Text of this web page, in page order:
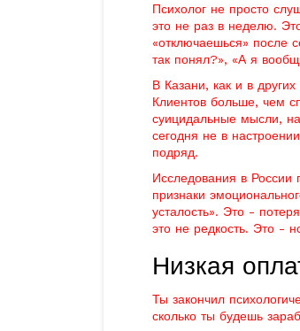
Психолог не просто
это не раз в неделю.
«отключаешься» после
так понял?», «А я
В Казани, как и в
Клиентов больше, чем
суицидальные мысли,
сегодня не в
подряд.
Исследования в России
признаки
усталость». Это -
это не редкость. Это -
Низкая
Ты закончил
сколько ты будешь